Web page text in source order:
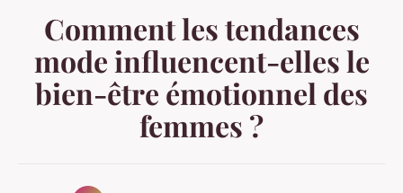
Comment les tendances
mode influencent-elles le
bien-être émotionnel des
femmes ?